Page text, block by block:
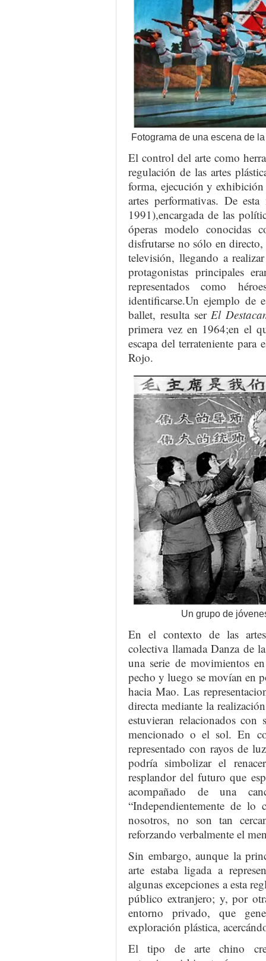
Fotograma de una escena de
El control del arte como
regulación de las artes
forma, ejecución y
artes performativas. De
1991),encargada de las
óperas modelo conocidas
disfrutarse no sólo en
televisión, llegando a
protagonistas principales
representados como
identificarse.Un ejemplo de
ballet, resulta ser El
primera vez en 1964;en el
escapa del terrateniente
Rojo.
Un grupo de
En el contexto de las artes
colectiva llamada Danza de
una serie de movimientos
pecho y luego se movían en
hacia Mao. Las
directa mediante la
estuvieran relacionados
mencionado o el sol. En
representado con rayos de
podría simbolizar el
resplandor del futuro que
acompañado de una
“Independientemente de lo
nosotros, no son tan
reforzando verbalmente el
Sin embargo, aunque la
arte estaba ligada a
algunas excepciones a esta
público extranjero; y, por
entorno privado, que
exploración plástica,
El tipo de arte chino